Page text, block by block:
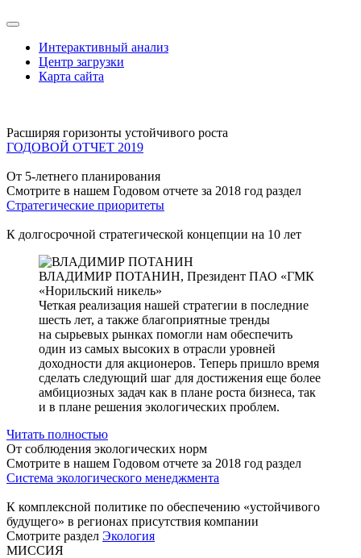
Интерактивный анализ
Центр загрузки
Карта сайта
Расширяя горизонты устойчивого роста
ГОДОВОЙ ОТЧЕТ 2019
От 5-летнего планирования
Смотрите в нашем Годовом отчете за 2018 год раздел
Стратегические приоритеты
К долгосрочной стратегической концепции на 10 лет
ВЛАДИМИР ПОТАНИН, Президент ПАО «ГМК
«Норильский никель»
Четкая реализация нашей стратегии в последние
шесть лет, а также благоприятные тренды
на сырьевых рынках помогли нам обеспечить
один из самых высоких в отрасли уровней
доходности для акционеров. Теперь пришло время
сделать следующий шаг для достижения еще более
амбициозных задач как в плане роста бизнеса, так
и в плане решения экологических проблем.
Читать полностью
От соблюдения экологических норм
Смотрите в нашем Годовом отчете за 2018 год раздел
Система экологического менеджмента
К комплексной политике по обеспечению «устойчивого
будущего» в регионах присутствия компании
Смотрите раздел Экология
МИССИЯ